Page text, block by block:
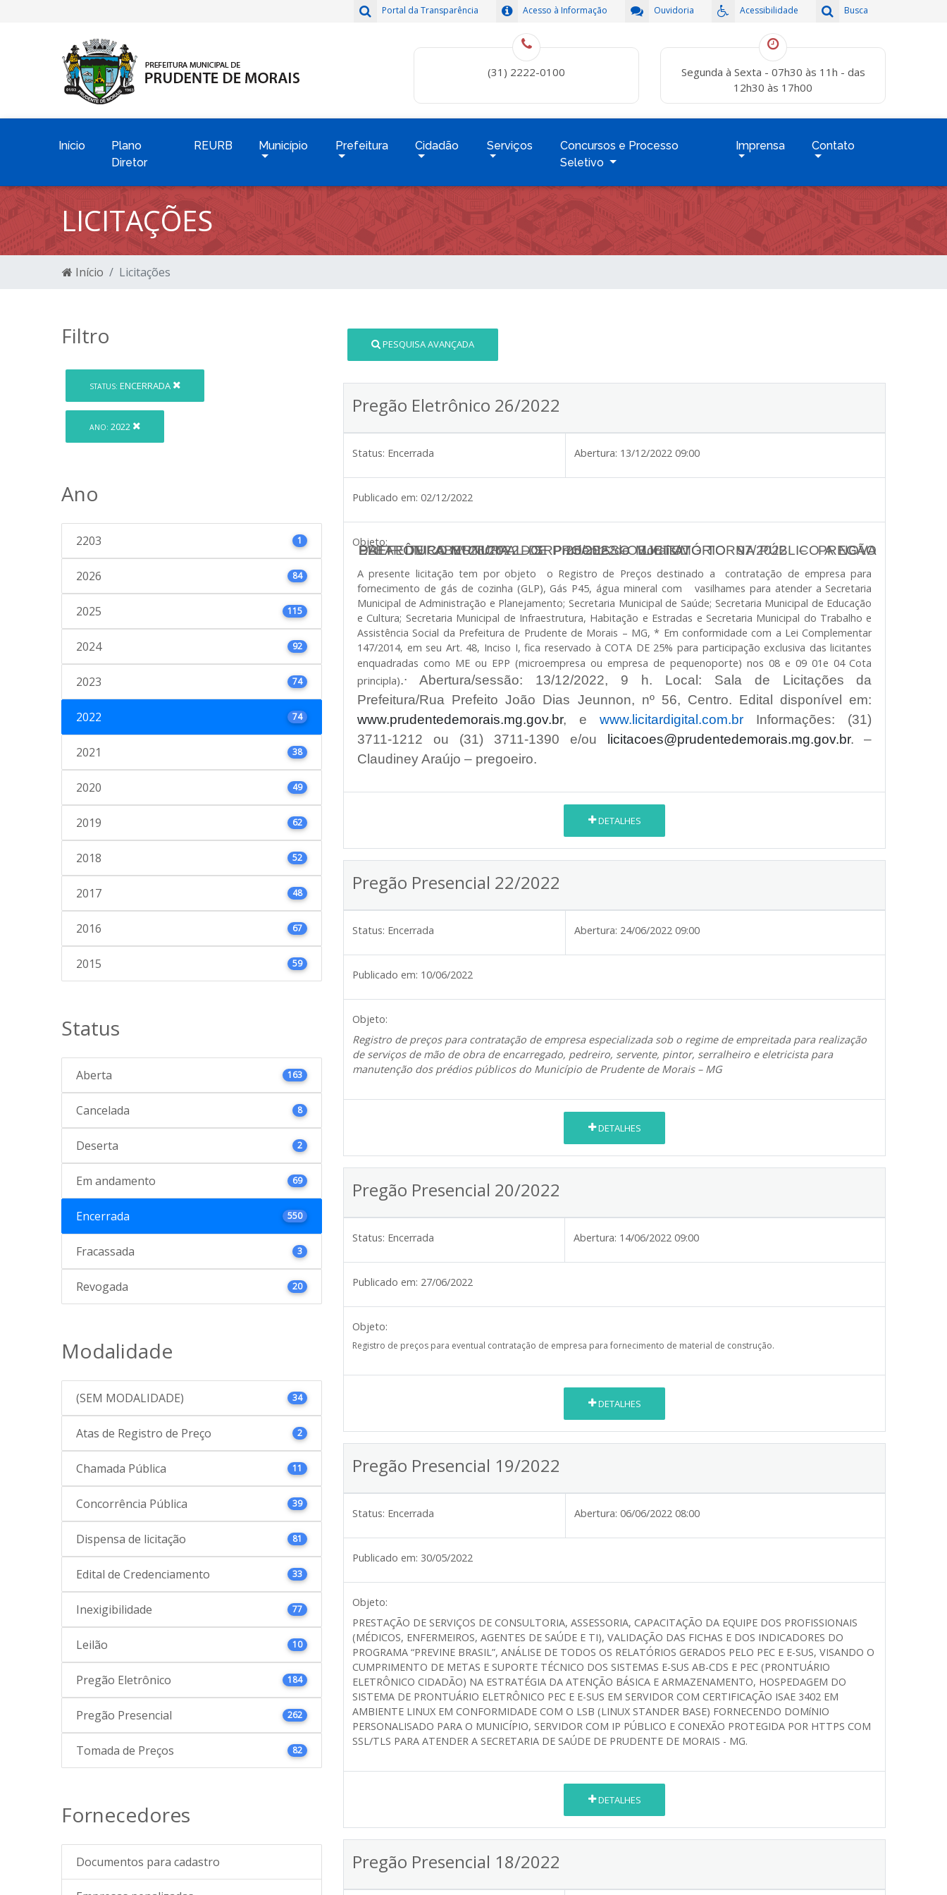
Busca
Acessibilidade
Ouvidoria
Acesso à Informação
Portal da Transparência
(31) 2222-0100
Segunda à Sexta - 07h30 às 11h - das
12h30 às 17h00
Início
Plano
Diretor
REURB Município Prefeitura Cidadão Serviços
Concursos e Processo
Seletivo
Imprensa Contato
LICITAÇÕES
Início Licitações
Filtro
STATUS: ENCERRADA
ANO: 2022
Ano
2203 1
2026 84
2025 115
2024 92
2023 74
2022 74
2021 38
2020 49
2019 62
2018 52
2017 48
2016 67
2015 59
Status
Aberta 163
Cancelada 8
Deserta 2
Em andamento 69
Encerrada 550
Fracassada 3
Revogada 20
Modalidade
(SEM MODALIDADE) 34
Atas de Registro de Preço 2
Chamada Pública 11
Concorrência Pública 39
Dispensa de licitação 81
Edital de Credenciamento 33
Inexigibilidade 77
Leilão 10
Pregão Eletrônico 184
Pregão Presencial 262
Tomada de Preços 82
Fornecedores
Documentos para cadastro
PESQUISA AVANÇADA
Pregão Eletrônico 26/2022
Status: Encerrada Abertura: 13/12/2022 09:00
Publicado em: 02/12/2022
Objeto:
PREFEITURA MUNICIPAL DE Prudente de Morais/MG
TORNA PÚBLICO A NOVA DATA DE ABERTURA DO PROCESSO LICITATÓRIO 97/2022 – PREGÃO ELETRÔNICO Nº 26/2022 – SRP 25/2022 - OBJETO:
A presente licitação tem por objeto o Registro de Preços destinado a contratação de empresa para
fornecimento de gás de cozinha (GLP), Gás P45, água mineral com vasilhames para atender a Secretaria
Municipal de Administração e Planejamento; Secretaria Municipal de Saúde; Secretaria Municipal de Educação
e Cultura; Secretaria Municipal de Infraestrutura, Habitação e Estradas e Secretaria Municipal do Trabalho e
Assistência Social da Prefeitura de Prudente de Morais – MG, * Em conformidade com a Lei Complementar
147/2014, em seu Art. 48, Inciso I, fica reservado à COTA DE 25% para participação exclusiva das licitantes
enquadradas como ME ou EPP (microempresa ou empresa de pequenoporte) nos 08 e 09 01e 04 Cota
principla).. Abertura/sessão: 13/12/2022, 9 h. Local: Sala de Licitações da
Prefeitura/Rua Prefeito João Dias Jeunnon, nº 56, Centro. Edital disponível em:
www.prudentedemorais.mg.gov.br, ewww.licitardigital.com.br
Informações: (31)
3711-1212 ou (31) 3711-1390 e/ou
licitacoes@prudentedemorais.mg.gov.br. –
Claudiney Araújo – pregoeiro.
DETALHES
Pregão Presencial 22/2022
Status: Encerrada Abertura: 24/06/2022 09:00
Publicado em: 10/06/2022
Objeto:
Registro de preços para contratação de empresa especializada sob o regime de empreitada para realização
de serviços de mão de obra de encarregado, pedreiro, servente, pintor, serralheiro e eletricista para
manutenção dos prédios públicos do Município de Prudente de Morais – MG
DETALHES
Pregão Presencial 20/2022
Status: Encerrada Abertura: 14/06/2022 09:00
Publicado em: 27/06/2022
Objeto:
Registro de preços para eventual contratação de empresa para fornecimento de material de construção.
DETALHES
Pregão Presencial 19/2022
Status: Encerrada Abertura: 06/06/2022 08:00
Publicado em: 30/05/2022
Objeto:
PRESTAÇÃO DE SERVIÇOS DE CONSULTORIA, ASSESSORIA, CAPACITAÇÃO DA EQUIPE DOS PROFISSIONAIS
(MÉDICOS, ENFERMEIROS, AGENTES DE SAÚDE E TI), VALIDAÇÃO DAS FICHAS E DOS INDICADORES DO
PROGRAMA “PREVINE BRASIL”, ANÁLISE DE TODOS OS RELATÓRIOS GERADOS PELO PEC E E-SUS, VISANDO O
CUMPRIMENTO DE METAS E SUPORTE TÉCNICO DOS SISTEMAS E-SUS AB-CDS E PEC (PRONTUÁRIO
ELETRÔNICO CIDADÃO) NA ESTRATÉGIA DA ATENÇÃO BÁSICA E ARMAZENAMENTO, HOSPEDAGEM DO
SISTEMA DE PRONTUÁRIO ELETRÔNICO PEC E E-SUS EM SERVIDOR COM CERTIFICAÇÃO ISAE 3402 EM
AMBIENTE LINUX EM CONFORMIDADE COM O LSB (LINUX STANDER BASE) FORNECENDO DOMíNIO
PERSONALISADO PARA O MUNICÍPIO, SERVIDOR COM IP PÚBLICO E CONEXÃO PROTEGIDA POR HTTPS COM
SSL/TLS PARA ATENDER A SECRETARIA DE SAÚDE DE PRUDENTE DE MORAIS - MG.
DETALHES
Pregão Presencial 18/2022